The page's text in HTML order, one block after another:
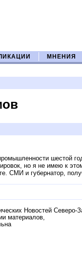
МНЕНИЯ
шестой
но я не имею к
СМИ и губернатор,
Новостей Северо-
материалов,